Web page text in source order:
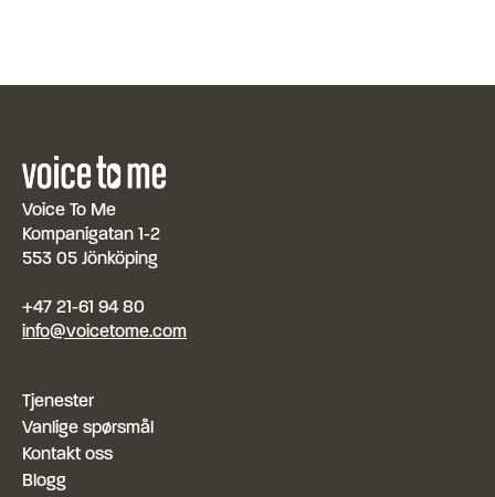
Voice To Me
Kompanigatan 1-2
553 05 Jönköping
+47 21-61 94 80
info@voicetome.com
Tjenester
Vanlige spørsmål
Kontakt oss
Blogg